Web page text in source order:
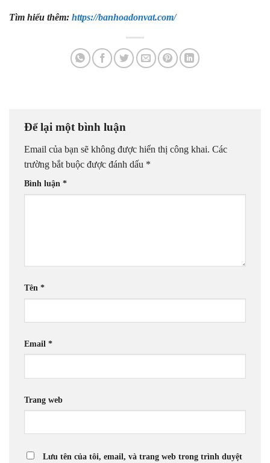
Tìm hiểu thêm: https://banhoadonvat.com/
Để lại một bình luận
Email của bạn sẽ không được hiển thị công khai. Các
trường bắt buộc được đánh dấu *
Bình luận *
Tên *
Email *
Trang web
Lưu tên của tôi, email, và trang web trong trình duyệt